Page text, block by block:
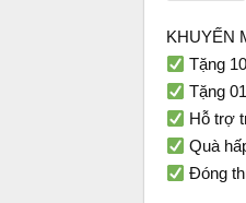
KHUYẾN
Tặng
Tặng
Hỗ trợ
Quà
Đóng